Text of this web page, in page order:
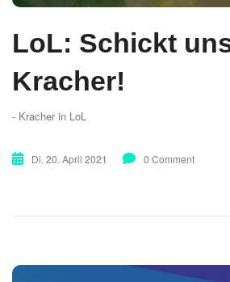
LoL: Schickt
Kracher!
- Kracher in LoL
Di. 20. April 2021 0 Comment